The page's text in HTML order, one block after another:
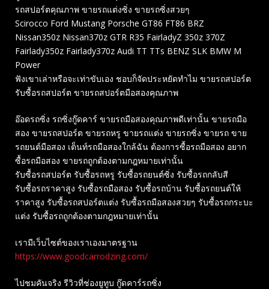
รถสปอร์ตคุณภาพ ขายรถแต่งซิ่ง ขายรถซิ่งสวยๆ
Scirocco Ford Mustang Porsche GT86 FT86 BRZ
Nissan350z Nissan370z GTR R35 FairladyZ 350z 370Z
Fairlady350z Fairlady370z Audi TT TTs BENZ SLK BMW M
Power
ฟังเขาเล่าหรือจะเท่าขับเอง ชอบก็จัดประหยัดทำไม ขายรถสปอร์ต
รับซื้อรถสปอร์ต ขายรถสปอร์ตมือสองคุณภาพ
อ๊อดรถซิ่ง รถซิ่งกู๊ดคาร์ ขายรถมือสองคุณภาพดีเท่านั้น ขายรถมือ
สอง ขายรถสปอร์ต ขายรถหรู ขายรถแต่ง ขายรถซิ่ง ขายรถ ขาย
รถยนต์มือสอง เต็นท์รถมือสองใกล้ฉัน ต้องการซื้อรถมือสอง อยาก
ซื้อรถมือสอง ขายรถถูกต้องตามกฎหมายเท่านั้น
รับซื้อรถสปอร์ต รับซื้อรถหรู รับซื้อรถยนต์ซิ่ง รับซื้อรถกลับสี
รับซื้อรถราคาสูง รับซื้อรถมือสอง รับซื้อรถบ้าน รับซื้อรถยนต์ให้
ราคาสูง รับซื้อรถสปอร์ตแต่ง รับซื้อรถมือสองสวยๆ รับซื้อรถกระบะ
แต่ง รับซื้อรถถูกต้องตามกฎหมายเท่านั้น
เรามีเว็บไซต์ของเราเองมาตรฐาน
https://www.goodcarrodzing.com/
ไปชมคันจริง รีวิวที่ช่องยู​ทูบ​ กู๊ดคาร์รถซิ่ง